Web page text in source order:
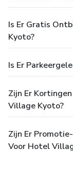
Is Er Gratis
Kyoto?
Is Er
Zijn Er
Village Kyoto?
Zijn Er
Voor Hotel